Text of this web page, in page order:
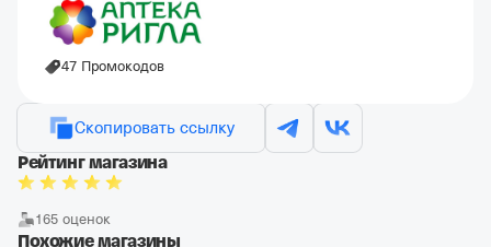
47 Промокодов
Скопировать ссылку
Рейтинг магазина
165 оценок
Похожие магазины